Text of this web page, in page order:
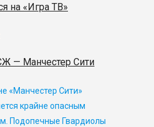
на «Игра ТВ»
— Манчестер Сити
«Манчестер Сити»
крайне опасным
Подопечные Гвардиолы